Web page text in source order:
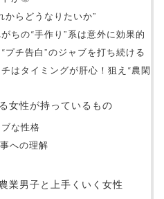
らどうなりたいか”
ちの“手作り”系は意外に効果的
チ告白”のジャブを打ち続ける
はタイミングが肝心！狙え“農閑
女性が持っているもの
な性格
への理解
業男子と上手くいく女性